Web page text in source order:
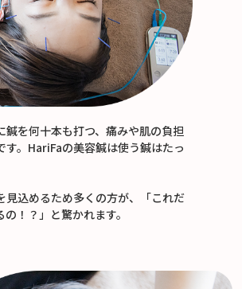
鍼を何十本も打つ、痛みや肌の負担
す。HariFaの美容鍼は使う鍼はたっ
見込めるため多くの方が、「これだ
！？」と驚かれます。